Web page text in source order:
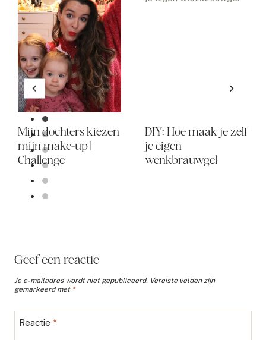
Mijn dochters kiezen
mijn make-up |
Challenge
DIY: Hoe maak je zelf
je eigen
wenkbrauwgel
Geef een reactie
Je e-mailadres wordt niet gepubliceerd. Vereiste velden zijn
gemarkeerd met *
Reactie *